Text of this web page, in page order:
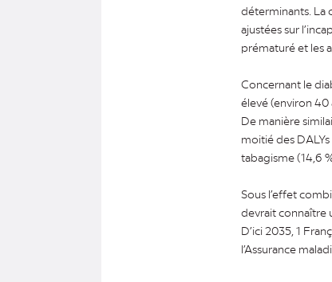
déterminants. La
ajustées sur
prématuré et les
Concernant le
élevé (environ 40
De manière
moitié des
tabagisme (14,6
Sous l’effet
devrait connaître
D’ici 2035, 1
l’Assurance